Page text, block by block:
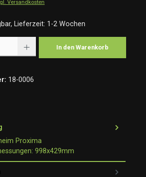
Versandkosten
Lieferzeit: 1-2 Wochen
In den Warenkorb
18-0006
Proxima
998x429mm